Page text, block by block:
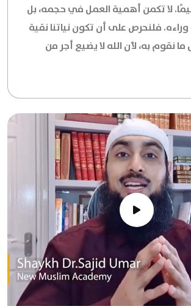
لا تكمن أهمية العمل في حجمه، بل
فلنحرص على أن تكون نياتنا نقية
نقوم به، لأن الله لا يضيع أجر من